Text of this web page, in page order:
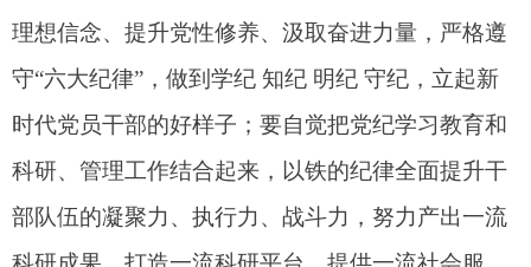
理想信念、提升党性修养、汲取奋进力量，严格遵
守“六大纪律”，做到 学纪 知纪 明纪 守纪，立起新
时代党员干部的好样子；要自觉把党纪学习教育和
科研、管理工作结合起来， 以铁的纪律全面提升干
部队伍的凝聚力、执行力、战斗力，努力产出一流